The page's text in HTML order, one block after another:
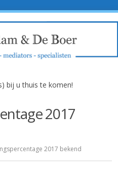
bij u thuis te komen!
2017
2017 bekend